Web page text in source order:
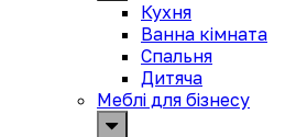
Кухня
Ванна кімната
Спальня
Дитяча
Меблі для бізнесу